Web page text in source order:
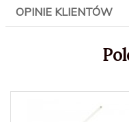
OPINIE KLIENTÓW